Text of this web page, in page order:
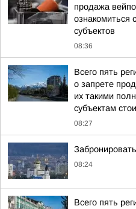
продажа
ознакомиться
субъектов
08:36
Всего пять
о запрете
их такими
субъектам
08:27
08:24
Всего пять